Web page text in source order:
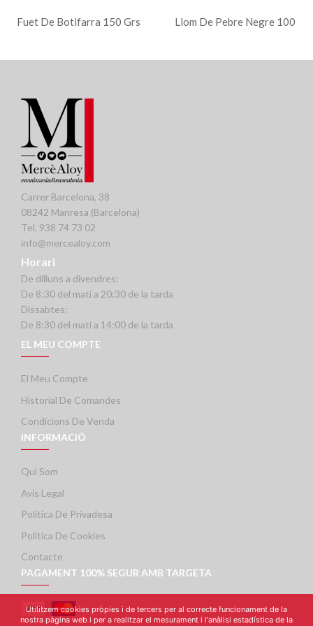
Fuet De Botifarra 150 Grs
Llom De Pebre Negre 100
Carrer Barcelona, 38
08242 Manresa (Barcelona)
Tel. 938 74 73 02
info@mercealoy.com
Horari
De dilluns a divendres:
De 8:30 del matí a 20:30 de la tarda
Dissabtes:
De 8:30 del matí a 14:00 de la tarda
EL MEU COMPTE
El Meu Compte
Historial De Comandes
Condicions De Venda
INFORMACIÓ
Qui Som
Avís Legal
Política De Privadesa
Política De Cookies
Contacte
PAGAMENT 100% SEGUR AMB TARGETA
Utilitzem cookies pròpies i de tercers per al correcte funcionament de la
nostra pàgina web i per a realitzar el mesurament i l'anàlisi estadística de la